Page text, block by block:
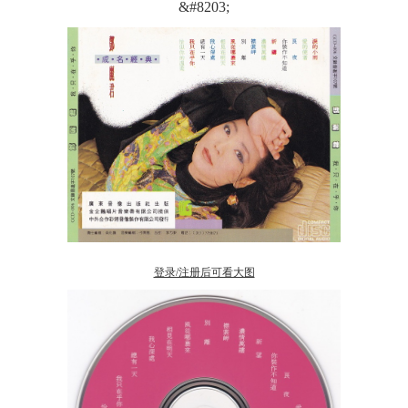
&#8203;
登录/注册后可看大图